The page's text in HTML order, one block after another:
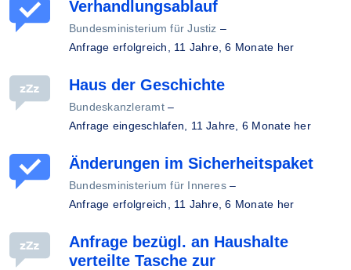
Verhandlungsablauf
Bundesministerium für Justiz –
Anfrage erfolgreich, 11 Jahre, 6 Monate her
Haus der Geschichte
Bundeskanzleramt–
Anfrage eingeschlafen, 11 Jahre, 6 Monate her
Änderungen im Sicherheitspaket
Bundesministerium für Inneres–
Anfrage erfolgreich, 11 Jahre, 6 Monate her
Anfrage bezügl. an Haushalte
verteilte Tasche zur